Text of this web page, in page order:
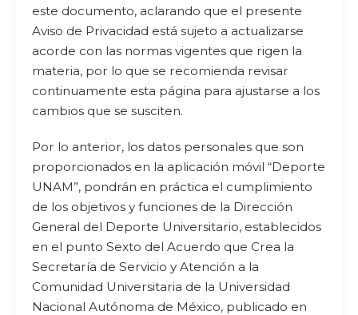
este documento, aclarando que el presente
Aviso de Privacidad está sujeto a actualizarse
acorde con las normas vigentes que rigen la
materia, por lo que se recomienda revisar
continuamente esta página para ajustarse a los
cambios que se susciten.
Por lo anterior, los datos personales que son
proporcionados en la aplicación móvil “Deporte
UNAM”, pondrán en práctica el cumplimiento
de los objetivos y funciones de la Dirección
General del Deporte Universitario, establecidos
en el punto Sexto del Acuerdo que Crea la
Secretaría de Servicio y Atención a la
Comunidad Universitaria de la Universidad
Nacional Autónoma de México, publicado en